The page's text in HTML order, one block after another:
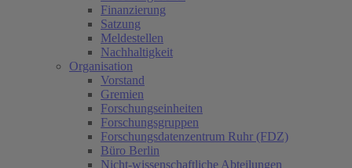
Finanzierung
Satzung
Meldestellen
Nachhaltigkeit
Organisation
Vorstand
Gremien
Forschungseinheiten
Forschungsgruppen
Forschungsdatenzentrum Ruhr (FDZ)
Büro Berlin
Nicht-wissenschaftliche Abteilungen